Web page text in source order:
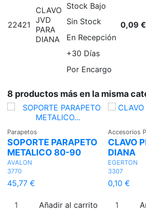
22421
CLAVO
JVD
PARA
DIANA
Stock Bajo
Sin Stock
En Recepción
+30 Días
Por Encargo
0,09 €
8 productos más en la misma
Parapetos
SOPORTE PARAPETO
METALICO 80-90
AVALON
3770
45,77 €
Añadir al carrito
Accesorios
CLAVO
DIANA
EGERTON
3307
0,10 €